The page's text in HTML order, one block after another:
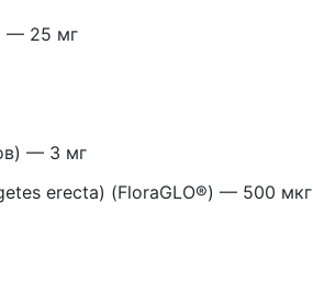
— 25 мг
— 3 мг
erecta) (FloraGLO®) — 500 мкг